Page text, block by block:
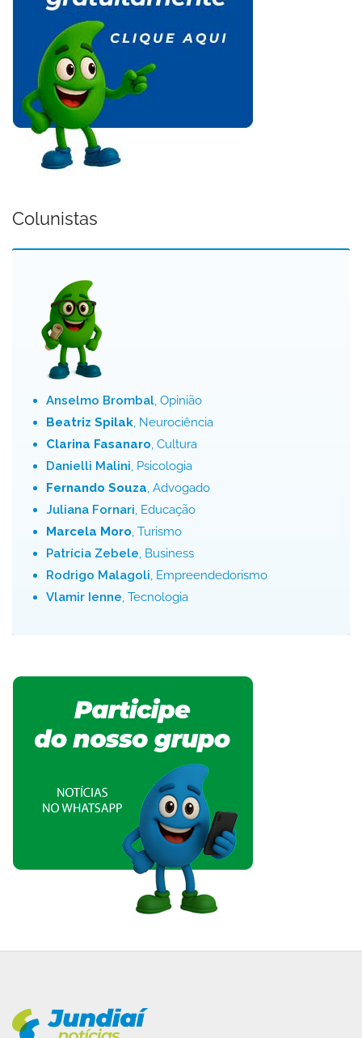
Colunistas
Anselmo Brombal, Opinião
Beatriz Spilak, Neurociência
Clarina Fasanaro, Cultura
Danielli Malini, Psicologia
Fernando Souza, Advogado
Juliana Fornari, Educação
Marcela Moro, Turismo
Patrícia Zebele, Business
Rodrigo Malagoli, Empreendedorismo
Vlamir Ienne, Tecnologia